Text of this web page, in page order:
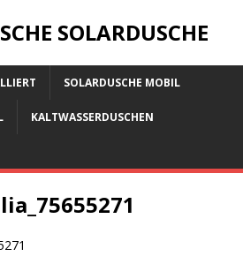
SOLARDUSCHE
SOLARDUSCHE MOBIL
KALTWASSERDUSCHEN